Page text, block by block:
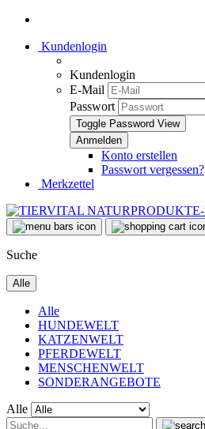
Kundenlogin
Kundenlogin
E-Mail
Passwort
Toggle Password View
Konto erstellen
Passwort vergessen?
Merkzettel
Suche
Alle
Alle
HUNDEWELT
KATZENWELT
PFERDEWELT
MENSCHENWELT
SONDERANGEBOTE
Alle